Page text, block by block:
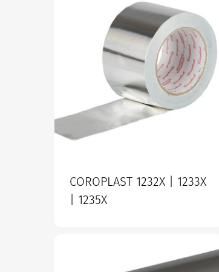
COROPLAST 1232X | 1233X
| 1235X